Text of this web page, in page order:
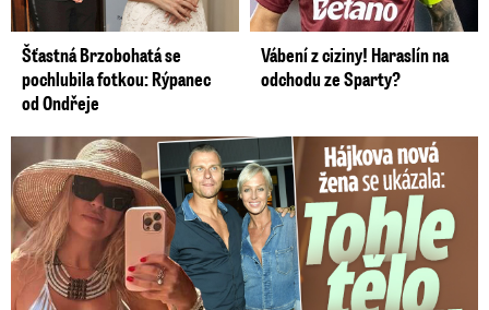
Šťastná Brzobohatá se
pochlubila fotkou: Rýpanec
od Ondřeje
Vábení z ciziny! Haraslín na
odchodu ze Sparty?
Tohle tělo nahradilo Belo: Nová partnerka se ukázala...